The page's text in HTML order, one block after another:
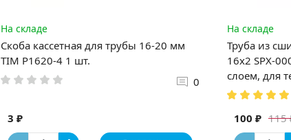
На складе
Скоба кассетная для трубы 16-20 мм
TIM P1620-4 1 шт.
0
3 ₽
На складе
Труба из
16х2 SPX-
слоем, для
115
100 ₽